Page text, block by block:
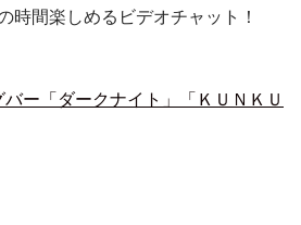
時間楽しめるビデオチャット！
ー「ダークナイト」「ＫＵＮＫＵ